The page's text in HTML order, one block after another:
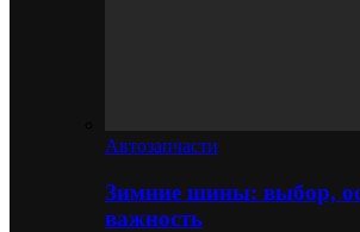
Автозапчасти
Зимние шины: выбор,
важность